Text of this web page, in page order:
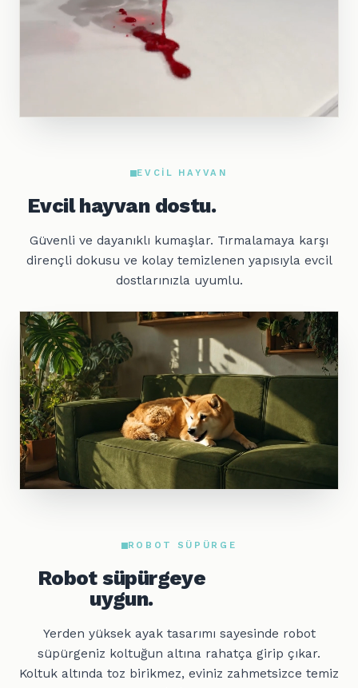
EVCIL HAYVAN
Evcil hayvan dostu.
Güvenli ve dayanıklı kumaşlar. Tırmalamaya karşı
dirençli dokusu ve kolay temizlenen yapısıyla evcil
dostlarınızla uyumlu.
ROBOT SÜPÜRGE
Robot süpürgeye
uygun.
Yerden yüksek ayak tasarımı sayesinde robot
süpürgeniz koltuğun altına rahatça girip çıkar.
Koltuk altında toz birikmez, eviniz zahmetsizce temiz